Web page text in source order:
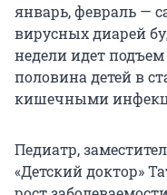
январь, февраль —
вирусных диарей
недели идет подъем
половина детей в
кишечными
Педиатр,
«Детский доктор»